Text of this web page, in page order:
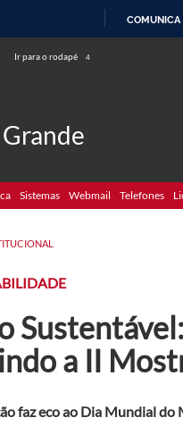
COMUNICA
Ir para o rodapé 4
Sistemas Webmail Telefones
a II
faz eco ao Dia Mundial